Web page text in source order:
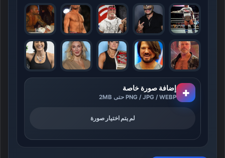
+ إضافة صورة خاصة
PNG / JPG / WEBP حتى 2MB
لم يتم اختيار صورة